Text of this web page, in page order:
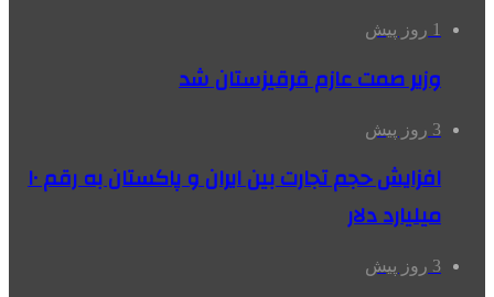
1 روز پیش
وزیر صمت عازم قرقیزستان شد
3 روز پیش
افزایش حجم تجارت بین ایران و پاکستان به رقم ۱۰
میلیارد دلار
3 روز پیش